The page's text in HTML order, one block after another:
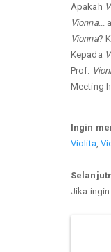
Apakah
Vionna...
Vionna?
Kepada
Prof.
Meeting
Ingin
Violita
Jika